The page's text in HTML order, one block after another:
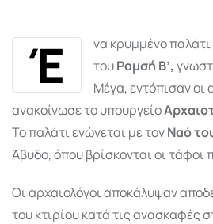
Έ
να κρυμμένο
τουΡαμσή Β’,
Μέγα, εντόπισαν οι
ανακοίνωσε το υπουργείο
Το παλάτι ενώνεται με τονΝαό
Άβυδο, όπου βρίσκονται οι τάφοι
Οι αρχαιολόγοι αποκάλυψαν
του κτιρίου κατά τις ανασκαφές